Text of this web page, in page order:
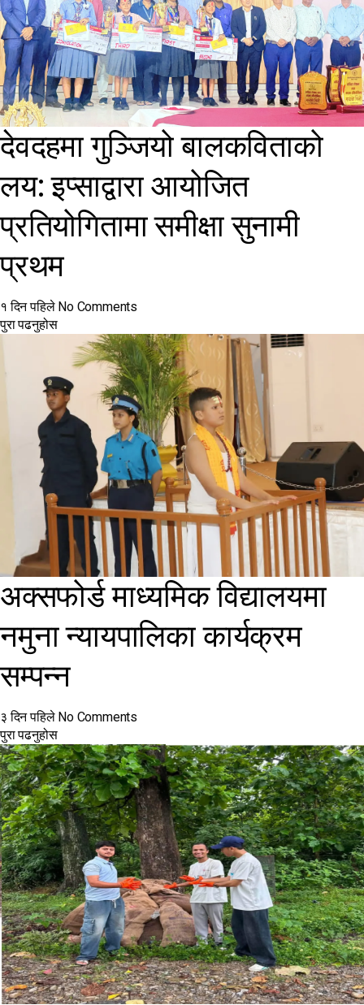
देवदहमा गुञ्जियो बालकविताको
लय: इप्साद्वारा आयोजित
प्रतियोगितामा समीक्षा सुनामी
प्रथम
१ दिन पहिले No Comments
पुरा पढनुहोस
अक्सफोर्ड माध्यमिक विद्यालयमा
नमुना न्यायपालिका कार्यक्रम
सम्पन्न
३ दिन पहिले No Comments
पुरा पढनुहोस